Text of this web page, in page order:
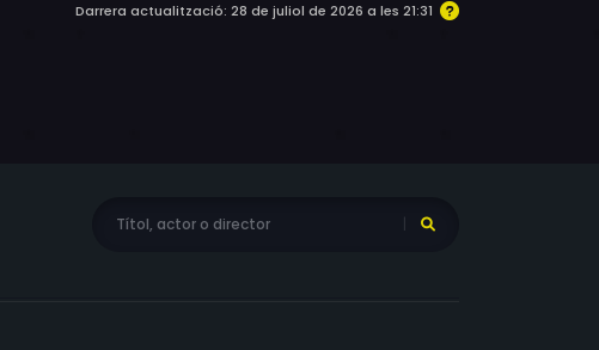
Darrera actualització: 28 de juliol de 2026 a les 21:31